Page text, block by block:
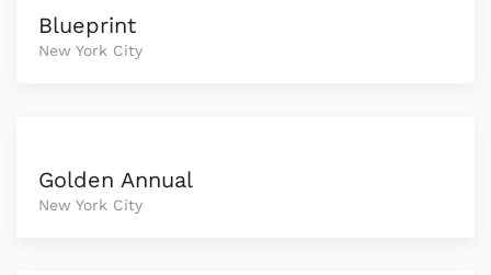
Blueprint
New York City
Golden Annual
New York City